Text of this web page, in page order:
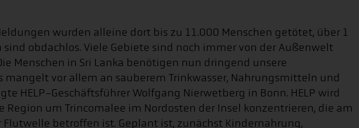
wurden alleine dort bis zu 11.000 Menschen getötet, über 1
sind obdachlos. Viele Gebiete sind noch immer von der Außenwelt
Menschen in Sri Lanka benötigen nun dringend unsere
mangelt vor allem an sauberem Trinkwasser, Nahrungsmitteln und
HELP-Geschäftsführer Wolfgang Nierwetberg in Bonn. HELP wird
Region um Trincomalee im Nordosten der Insel konzentrieren, die am
Flutwelle betroffen ist. Geplant ist, zunächst Kindernahrung,